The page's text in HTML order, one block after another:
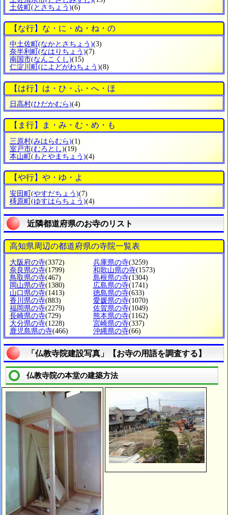
土佐町(とさちょう)(6)
【な行】な・に・ぬ・ね・の
中土佐町 (なかとさちょう)(3)
奈半利町 (なはりちょう)(7)
南国市(なんこくし)(15)
仁淀川町 (によどがわちょう)(8)
【は行】は・ひ・ふ・へ・ほ
日高村(ひだかむら)(4)
【ま行】ま・み・む・め・も
三原村(みはらむら)(1)
室戸市(むろとし)(19)
本山町 (もとやまちょう)(4)
【や行】や・ゆ・よ
安田町(やすだちょう)(7)
梼原町(ゆすはらちょう)(4)
近隣都道府県のお寺のリスト
高知県周辺の都道府県の寺院一覧表
大阪府の寺(3372) 兵庫県の寺(3259)
奈良県の寺(1799) 和歌山県の寺(1573)
鳥取県の寺(467) 島根県の寺(1304)
岡山県の寺(1380) 広島県の寺(1741)
山口県の寺(1413) 徳島県の寺(633)
香川県の寺(883) 愛媛県の寺(1070)
福岡県の寺(2279) 佐賀県の寺(1049)
長崎県の寺(729) 熊本県の寺(1162)
大分県の寺(1228) 宮崎県の寺(337)
鹿児島県の寺(466) 沖縄県の寺(66)
「仏教寺院建設写真」【お寺の用語を調査する】
仏教寺院の本堂の建築方法